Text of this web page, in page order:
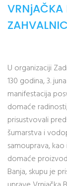
VRNjAČKA
U organizaciji
130 godina, 3.
manifestacija
domaće
prisustvovali
šumarstva i
samouprava,
domaće
Banja, skupu je